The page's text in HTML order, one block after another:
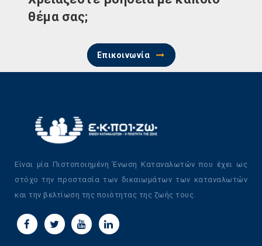
θέμα σας;
Επικοινωνία
Είναι μία Πιστοποιημένη Ένωση Καταναλωτών που έχει ως
στόχο την προστασία των δικαιωμάτων των καταναλωτών
και την βελτίωση της ποιότητας της ζωής τους.